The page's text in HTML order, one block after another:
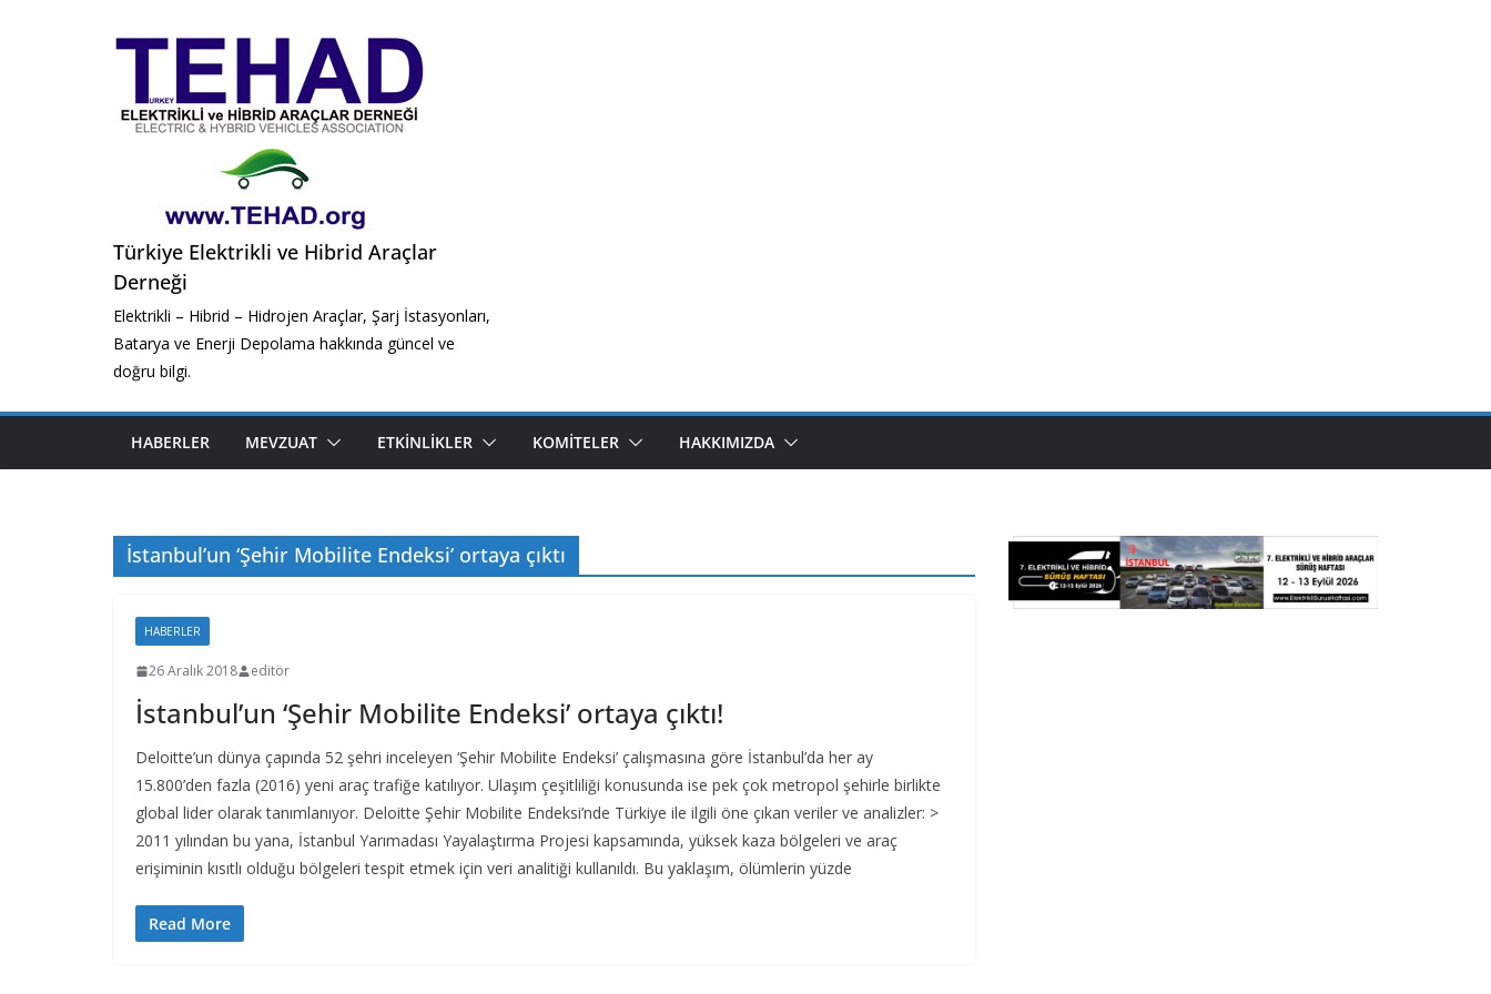
Türkiye Elektrikli ve Hibrid Araçlar
Derneği
Elektrikli – Hibrid – Hidrojen Araçlar, Şarj İstasyonları,
Batarya ve Enerji Depolama hakkında güncel ve
doğru bilgi.
HABERLER MEVZUAT ETKINLIKLER KOMITELER HAKKIMIZDA
İstanbul’un ‘Şehir Mobilite Endeksi’ ortaya çıktı
HABERLER
26 Aralık 2018 editör
İstanbul’un ‘Şehir Mobilite Endeksi’ ortaya çıktı!
Deloitte’un dünya çapında 52 şehri inceleyen ‘Şehir Mobilite Endeksi’ çalışmasına göre İstanbul’da her ay
15.800’den fazla (2016) yeni araç trafiğe katılıyor. Ulaşım çeşitliliği konusunda ise pek çok metropol şehirle birlikte
global lider olarak tanımlanıyor. Deloitte Şehir Mobilite Endeksi’nde Türkiye ile ilgili öne çıkan veriler ve analizler: >
2011 yılından bu yana, İstanbul Yarımadası Yayalaştırma Projesi kapsamında, yüksek kaza bölgeleri ve araç
erişiminin kısıtlı olduğu bölgeleri tespit etmek için veri analitiği kullanıldı. Bu yaklaşım, ölümlerin yüzde
Read More